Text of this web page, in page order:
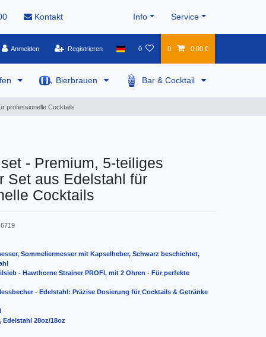
Kontakt Info Service
Anmelden Registrieren 0 0 0,00 €
Bierbrauen Bar & Cocktail
professionelle Cocktails
- Premium, 5-teiliges
Set aus Edelstahl für
Cocktails
Sommeliermesser mit Kapselheber, Schwarz beschichtet,
- Hawthorne Strainer PROFI, mit 2 Ohren - Für perfekte
- Edelstahl: Präzise Dosierung für Cocktails & Getränke
Edelstahl 28oz/18oz